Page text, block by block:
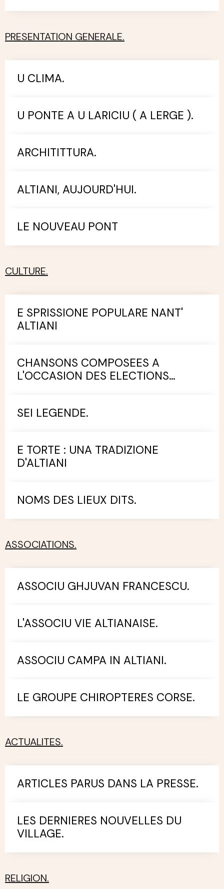
PRESENTATION GENERALE.
U CLIMA.
U PONTE A U LARICIU ( A LERGE ).
ARCHITITTURA.
ALTIANI, AUJOURD'HUI.
LE NOUVEAU PONT
CULTURE.
E SPRISSIONE POPULARE NANT'
ALTIANI
CHANSONS COMPOSEES A
L'OCCASION DES ELECTIONS
SEI LEGENDE.
E TORTE : UNA TRADIZIONE
D'ALTIANI
NOMS DES LIEUX DITS.
ASSOCIATIONS.
ASSOCIU GHJUVAN FRANCESCU.
L'ASSOCIU VIE ALTIANAISE.
ASSOCIU CAMPA IN ALTIANI.
LE GROUPE CHIROPTERES CORSE.
ACTUALITES.
ARTICLES PARUS DANS LA PRESSE.
LES DERNIERES NOUVELLES DU
VILLAGE.
RELIGION.